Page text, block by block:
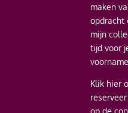
maken
opdracht
mijn
tijd voor
Klik hier
op de